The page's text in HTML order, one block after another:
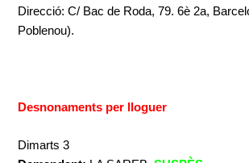
Direcció: C/ Bac de Roda, 79. 6è 2a,
Poblenou).
Desnonaments per lloguer
Dimarts 3